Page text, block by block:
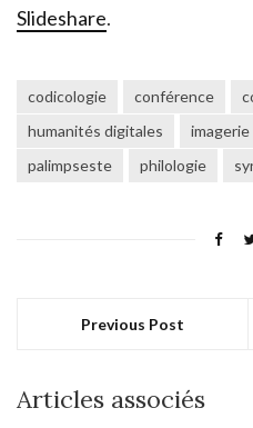
Slideshare.
codicologie conférence
humanités digitales
palimpseste
philologie
Previous Post
Articles associés